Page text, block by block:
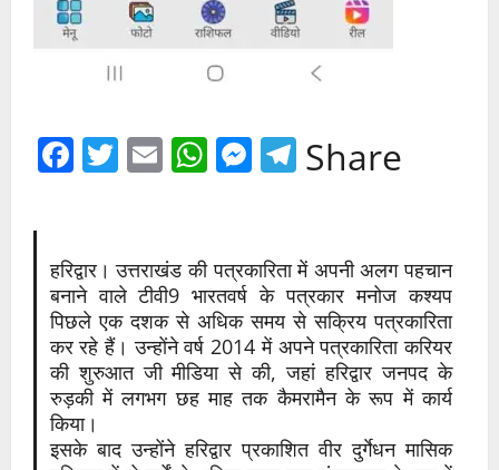
Facebook
Twitter
EmailWhatsApp
Messenger
Telegram
Share
हरिद्वार। उत्तराखंड की पत्रकारिता में अपनी अलग पहचान
बनाने वाले टीवी9 भारतवर्ष के पत्रकार मनोज कश्यप
पिछले एक दशक से अधिक समय से सक्रिय पत्रकारिता
कर रहे हैं। उन्होंने वर्ष 2014 में अपने पत्रकारिता करियर
की शुरुआत जी मीडिया से की, जहां हरिद्वार जनपद के
रुड़की में लगभग छह माह तक कैमरामैन के रूप में कार्य
किया।
इसके बाद उन्होंने हरिद्वार प्रकाशित वीर दुर्गेधन मासिक